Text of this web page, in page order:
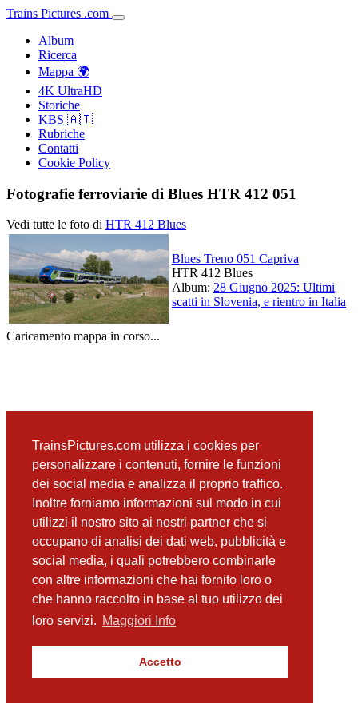
TrainsPictures.com utilizza i cookies per
personalizzare i contenuti, fornire le funzioni
dei social media e analizza il proprio traffico.
Inoltre forniamo informazioni sul modo in cui
utilizzi il nostro sito ai nostri partner che si
occupano di analisi dei dati web, pubblicità e
social media, i quali potrebbero combinarle
con altre informazioni che hai fornito loro o
che hanno raccolto in base al tuo utilizzo dei
loro servizi. Maggiori Info
Accetto
Trains Pictures .com
Album
Ricerca
Mappa 🌍
4K UltraHD
Storiche
KBS 🇦🇹
Rubriche
Contatti
Cookie Policy
Fotografie ferroviarie di Blues HTR 412 051
Vedi tutte le foto di HTR 412 Blues
Blues Treno 051 Capriva
HTR 412 Blues
Album: 28 Giugno 2025: Ultimi
scatti in Slovenia, e rientro in Italia
Caricamento mappa in corso...